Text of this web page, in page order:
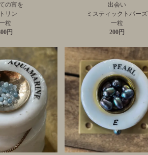
の富を
リン
粒
円
出会い
ミスティックトパーズ
一粒
200円